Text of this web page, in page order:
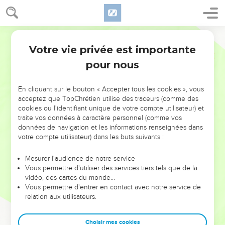
NE MANQUEZ PAS L’ÉVÉNEMENT
DE L’ANNÉE !
ET SI LEURS ERREURS POUVAIENT VOUS ÉVITER LES
VOTRES ?
leur foi ou leur vision. Mais on voit moins les doutes, les erreurs
et les saisons difficiles qu'ils ont traversés, alors même que ce
sont elles qui les ont façonnés.
Dans cette conférence, leaders, entrepreneurs, et responsables
clés pour avancer avec plus de sagesse afin que leurs erreurs
Votre vie privée est importante
pour nous
En cliquant sur le bouton « Accepter tous les cookies », vous
acceptez que TopChrétien utilise des traceurs (comme des
cookies ou l'identifiant unique de votre compte utilisateur) et
traite vos données à caractère personnel (comme vos
données de navigation et les informations renseignées dans
votre compte utilisateur) dans les buts suivants :
Mesurer l'audience de notre service
Vous permettre d'utiliser des services tiers tels que de la
vidéo, des cartes du monde…
Vous permettre d'entrer en contact avec notre service de
relation aux utilisateurs.
Choisir mes cookies